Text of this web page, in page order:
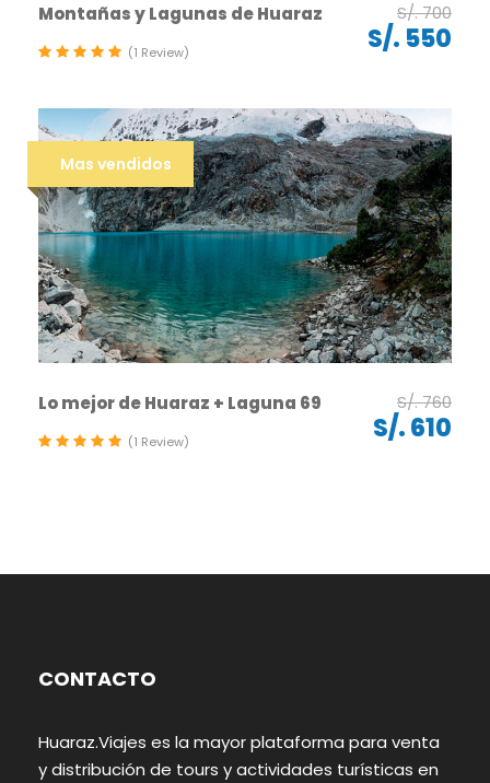
Montañas y Lagunas de Huaraz S/. 700
S/. 550
(1 Review)
Mas vendidos
Lo mejor de Huaraz + Laguna 69 S/. 760
S/. 610
(1 Review)
CONTACTO
Huaraz.Viajes es la mayor plataforma para venta
y distribución de tours y actividades turísticas en